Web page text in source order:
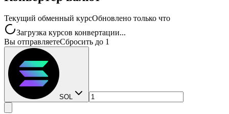
Текущий обменный курсОбновлено только что
Загрузка курсов конвертации...
Вы отправляетеСбросить до 1
SOL